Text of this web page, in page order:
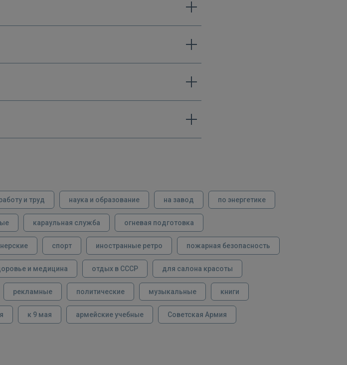
и труд наука и образование на завод по энергетике
караульная служба огневая подготовка
спорт иностранные ретро пожарная безопасность
и медицина отдых в СССР для салона красоты
рекламные политические музыкальные книги
к 9 мая армейские учебные Советская Армия